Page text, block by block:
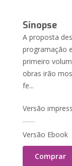
Sinopse
A proposta
programação
primeiro
obras irão
fe...
Versão
Versão Ebook
Comprar